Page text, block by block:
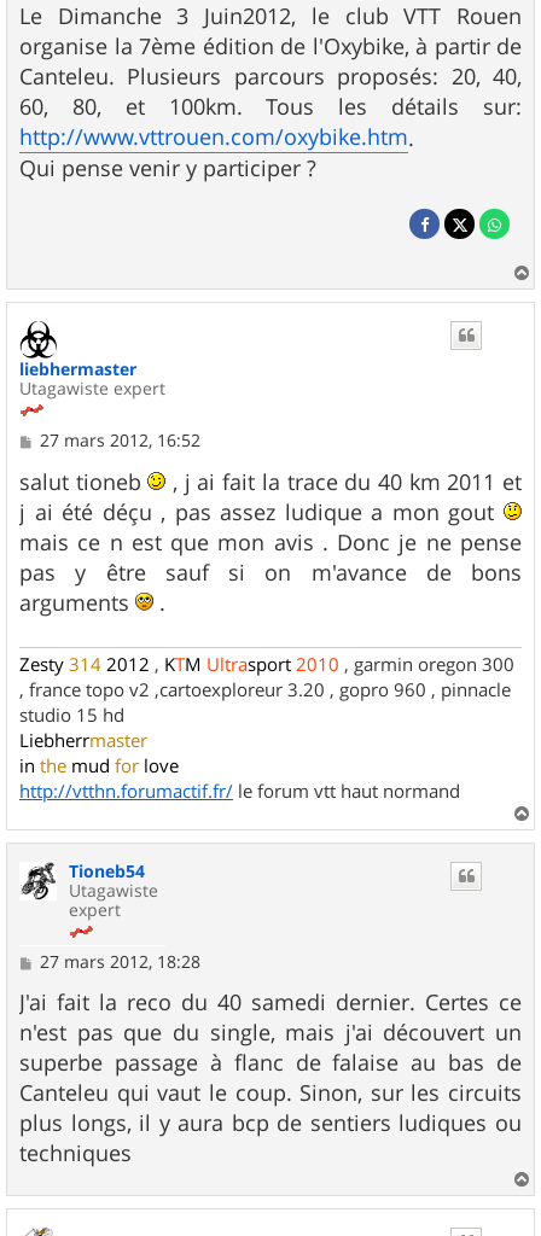
s
s
a
g
e
Le Dimanche 3 Juin2012, le club VTT Rouen
organise la 7ème édition de l'Oxybike, à partir de
Canteleu. Plusieurs parcours proposés: 20, 40,
60, 80, et 100km. Tous les détails sur:
http://www.vttrouen.com/oxybike.htm.
Qui pense venir y participer ?
a
liebhermaster
Utagawiste expert
M
s
s
a
g
e
27 mars 2012, 16:52
salut tioneb
, j ai fait la trace du 40 km 2011 et
j ai été déçu , pas assez ludique a mon gout
mais ce n est que mon avis . Donc je ne pense
pas y être sauf si on m'avance de bons
arguments
.
Zesty 314 2012 , KTM Ultrasport 2010 , garmin oregon 300
, france topo v2 ,cartoexploreur 3.20 , gopro 960 , pinnacle
studio 15 hd
Liebherrmaster
in the mud for love
http://vtthn.forumactif.fr/ le forum vtt haut normand
a
Tioneb54
Utagawiste
expert
M
s
s
a
g
e
27 mars 2012, 18:28
J'ai fait la reco du 40 samedi dernier. Certes ce
n'est pas que du single, mais j'ai découvert un
superbe passage à flanc de falaise au bas de
Canteleu qui vaut le coup. Sinon, sur les circuits
plus longs, il y aura bcp de sentiers ludiques ou
techniques
a